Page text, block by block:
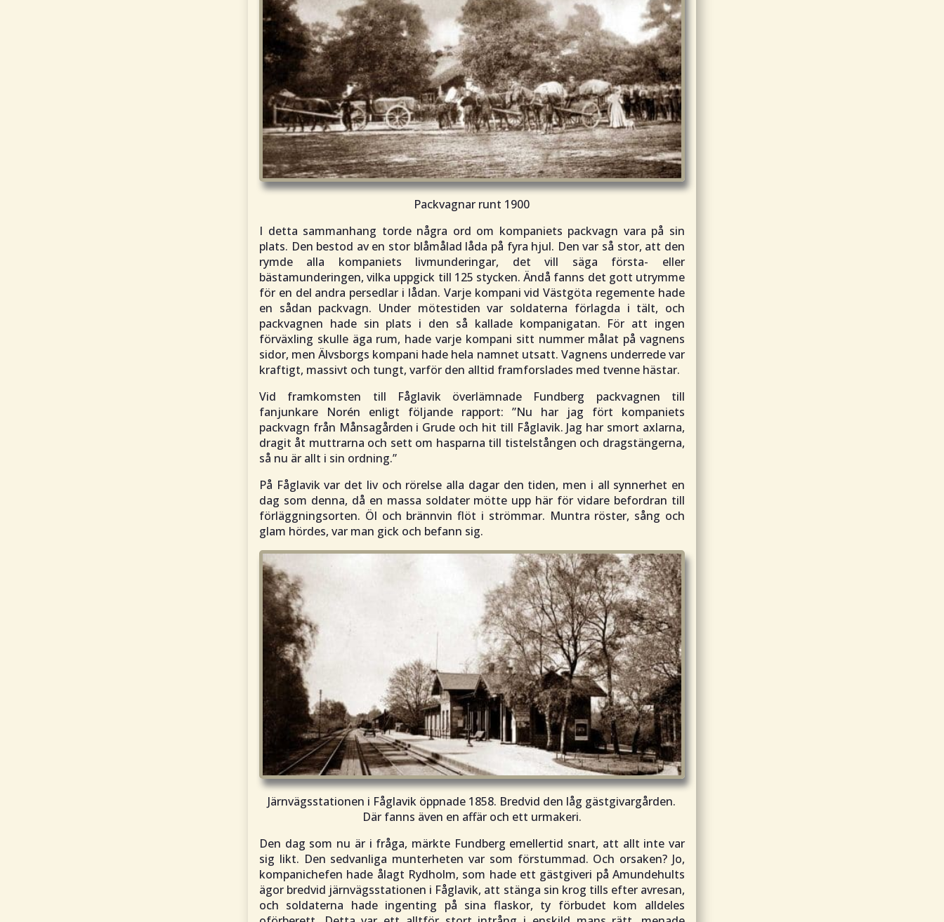
Packvagnar runt 1900
I detta sammanhang torde några ord om kompaniets packvagn vara på sin
plats. Den bestod av en stor blåmålad låda på fyra hjul. Den var så stor, att den
rymde alla kompaniets livmunderingar, det vill säga första- eller
bästamunderingen, vilka uppgick till 125 stycken. Ändå fanns det gott utrymme
för en del andra persedlar i lådan. Varje kompani vid Västgöta regemente hade
en sådan packvagn. Under mötestiden var soldaterna förlagda i tält, och
packvagnen hade sin plats i den så kallade kompanigatan. För att ingen
förväxling skulle äga rum, hade varje kompani sitt nummer målat på vagnens
sidor, men Älvsborgs kompani hade hela namnet utsatt. Vagnens underrede var
kraftigt, massivt och tungt, varför den alltid framforslades med tvenne hästar.
Vid framkomsten till Fåglavik överlämnade Fundberg packvagnen till
fanjunkare Norén enligt följande rapport: ”Nu har jag fört kompaniets
packvagn från Månsagården i Grude och hit till Fåglavik. Jag har smort axlarna,
dragit åt muttrarna och sett om hasparna till tistelstången och dragstängerna,
så nu är allt i sin ordning.”
På Fåglavik var det liv och rörelse alla dagar den tiden, men i all synnerhet en
dag som denna, då en massa soldater mötte upp här för vidare befordran till
förläggningsorten. Öl och brännvin flöt i strömmar. Muntra röster, sång och
glam hördes, var man gick och befann sig.
Järnvägsstationen i Fåglavik öppnade 1858. Bredvid den låg gästgivargården.
Där fanns även en affär och ett urmakeri.
Den dag som nu är i fråga, märkte Fundberg emellertid snart, att allt inte var
sig likt. Den sedvanliga munterheten var som förstummad. Och orsaken? Jo,
kompanichefen hade ålagt Rydholm, som hade ett gästgiveri på Amundehults
ägor bredvid järnvägsstationen i Fåglavik, att stänga sin krog tills efter avresan,
och soldaterna hade ingenting på sina flaskor, ty förbudet kom alldeles